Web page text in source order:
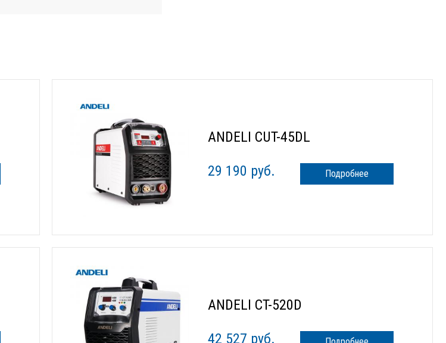
ANDELI CUT-45DL
29 190 руб. Подробнее
ANDELI CT-520D
42 527 руб.